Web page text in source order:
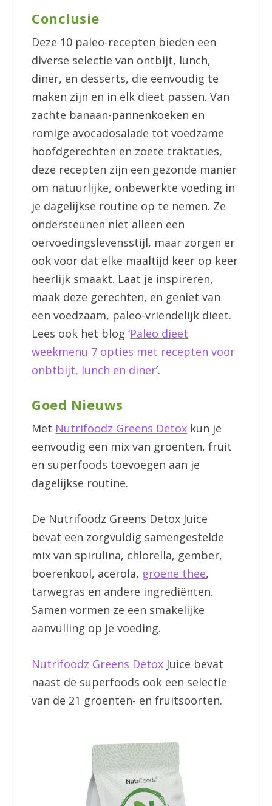
Conclusie
Deze 10 paleo-recepten bieden een
diverse selectie van ontbijt, lunch,
diner, en desserts, die eenvoudig te
maken zijn en in elk dieet passen. Van
zachte banaan-pannenkoeken en
romige avocadosalade tot voedzame
hoofdgerechten en zoete traktaties,
deze recepten zijn een gezonde manier
om natuurlijke, onbewerkte voeding in
je dagelijkse routine op te nemen. Ze
ondersteunen niet alleen een
oervoedingslevensstijl, maar zorgen er
ook voor dat elke maaltijd keer op keer
heerlijk smaakt. Laat je inspireren,
maak deze gerechten, en geniet van
een voedzaam, paleo-vriendelijk dieet.
Lees ook het blog ‘Paleo dieet
weekmenu 7 opties met recepten voor
onbtbijt, lunch en diner‘.
Goed Nieuws
Met Nutrifoodz Greens Detox kun je
eenvoudig een mix van groenten, fruit
en superfoods toevoegen aan je
dagelijkse routine.
De Nutrifoodz Greens Detox Juice
bevat een zorgvuldig samengestelde
mix van spirulina, chlorella, gember,
boerenkool, acerola, groene thee,
tarwegras en andere ingrediënten.
Samen vormen ze een smakelijke
aanvulling op je voeding.
Nutrifoodz Greens Detox Juice bevat
naast de superfoods ook een selectie
van de 21 groenten- en fruitsoorten.